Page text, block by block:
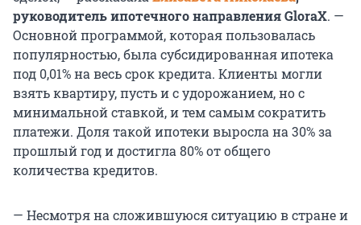
руководитель ипотечного направления GloraX. —
Основной программой, которая пользовалась
популярностью, была субсидированная ипотека
под 0,01% на весь срок кредита. Клиенты могли
взять квартиру, пусть и с удорожанием, но с
минимальной ставкой, и тем самым сократить
платежи. Доля такой ипотеки выросла на 30% за
прошлый год и достигла 80% от общего
количества кредитов.
— Несмотря на сложившуюся ситуацию в стране и